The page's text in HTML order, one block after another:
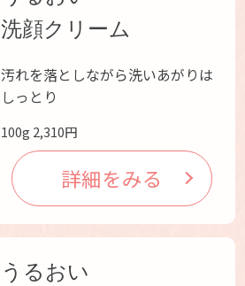
洗顔クリーム
汚れを落としながら洗いあがりは
しっとり
100g 2,310円
詳細をみる
うるおい